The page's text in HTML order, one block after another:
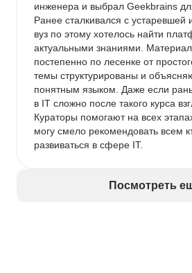
инженера и выбрал Geekbrains
Ранее сталкивался с
вуз по этому хотелось найти
актуальными знаниями.
постепенно по лесенке от
темы структурированы и
понятным языком. Даже если
в IT сложно после такого курса
Кураторы помогают на всех
могу смело рекомендовать всем
развиваться в сфере IT.
Посмотреть